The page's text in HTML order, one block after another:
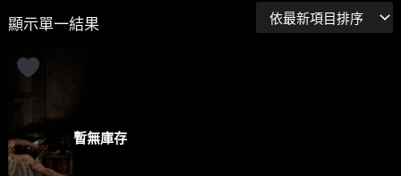
顯示單一結果
暫無庫存